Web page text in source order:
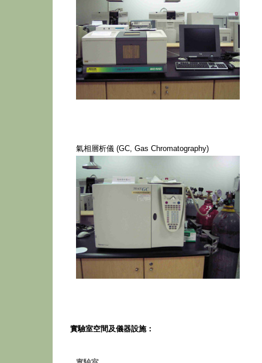
氣相層析儀 (GC, Gas Chromatography)
實驗室空間及儀器設施：